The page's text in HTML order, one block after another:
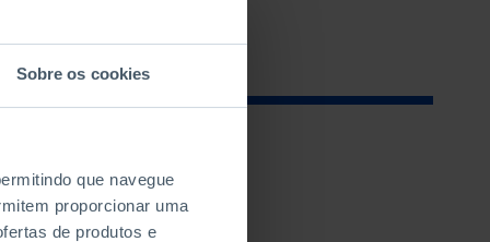
Sobre os cookies
que navegue
proporcionar uma
de produtos e